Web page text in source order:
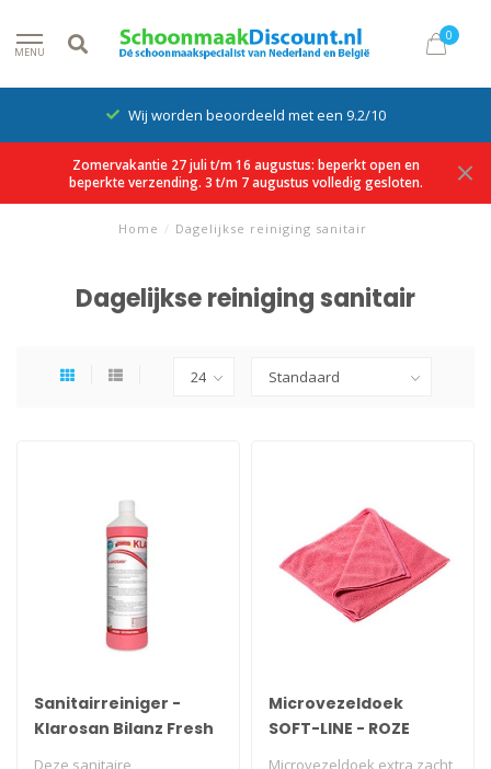
MENU
0
Wij worden beoordeeld met een 9.2/10
Zomervakantie 27 juli t/m 16 augustus: beperkt open en
beperkte verzending. 3 t/m 7 augustus volledig gesloten.
Home / Dagelijkse reiniging sanitair
Dagelijkse reiniging sanitair
Sanitairreiniger -
Klarosan Bilanz Fresh
Microvezeldoek
SOFT-LINE - ROZE